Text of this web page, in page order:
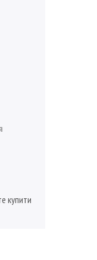
купити